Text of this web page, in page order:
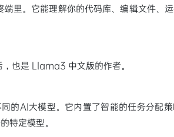
里。它能理解你的代码库、编辑文件、
也是 Llama3 中文版的作者。
的AI大模型。它内置了智能的任务分配
特定模型。